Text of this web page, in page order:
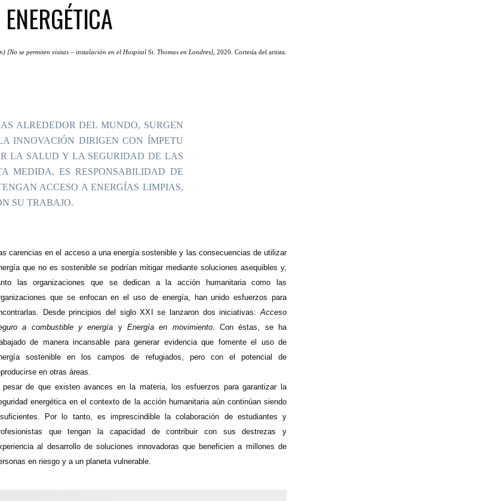
[No se permiten visitas – instalación en el Hospital St. Thomas en Londres] , 2020. Cortesía del artista.
ALREDEDOR DEL MUNDO, SURGEN
INNOVACIÓN DIRIGEN CON ÍMPETU
LA SALUD Y LA SEGURIDAD DE LAS
MEDIDA, ES RESPONSABILIDAD DE
ACCESO A ENERGÍAS LIMPIAS,
SU TRABAJO.
carencias en el acceso a una energía sostenible y las consecuencias de utilizar
que no es sostenible se podrían mitigar mediante soluciones asequibles y,
las organizaciones que se dedican a la acción humanitaria como las
que se enfocan en el uso de energía, han unido esfuerzos para
Desde principios del siglo XXI se lanzaron dos iniciativas:Acceso
a combustible y energía yEnergía en movimiento. Con éstas, se ha
de manera incansable para generar evidencia que fomente el uso de
sostenible en los campos de refugiados, pero con el potencial de
en otras áreas.
pesar de que existen avances en la materia, los esfuerzos para garantizar la
energética en el contexto de la acción humanitaria aún continúan siendo
Por lo tanto, es imprescindible la colaboración de estudiantes y
que tengan la capacidad de contribuir con sus destrezas y
al desarrollo de soluciones innovadoras que beneficien a millones de
en riesgo y a un planeta vulnerable.